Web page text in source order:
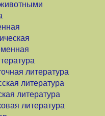
литература
литература
литература
литература